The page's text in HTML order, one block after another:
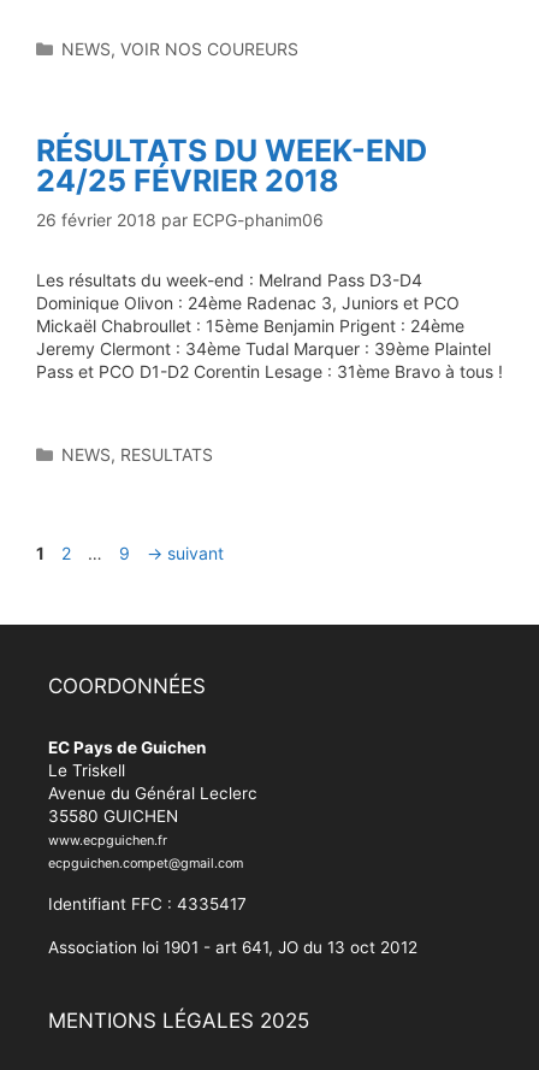
Catégories
NEWS,VOIR NOS COUREURS
RÉSULTATS DU WEEK-END
24/25 FÉVRIER 2018
26 février 2018 par ECPG-phanim06
Les résultats du week-end : Melrand Pass D3-D4
Dominique Olivon : 24ème Radenac 3, Juniors et PCO
Mickaël Chabroullet : 15ème Benjamin Prigent : 24ème
Jeremy Clermont : 34ème Tudal Marquer : 39ème Plaintel
Pass et PCO D1-D2 Corentin Lesage : 31ème Bravo à tous !
Catégories
NEWS, RESULTATS
Page
1 Page
2 … Page
9 → suivant
COORDONNÉES
EC Pays de Guichen
Le Triskell
Avenue du Général Leclerc
35580 GUICHEN
www.ecpguichen.fr
ecpguichen.compet@gmail.com
Identifiant FFC : 4335417
Association loi 1901 - art 641, JO du 13 oct 2012
MENTIONS LÉGALES 2025